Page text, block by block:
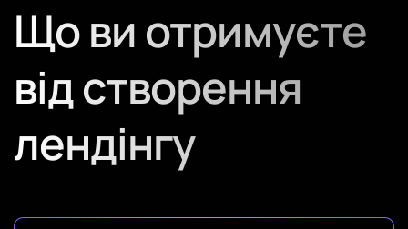
Що ви отримуєте
від cтворення
лендінгу